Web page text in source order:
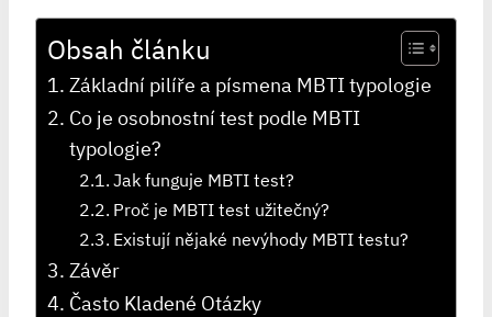
Obsah článku
Základní pilíře a písmena MBTI typologie
Co je osobnostní test podle MBTI
typologie?
Jak funguje MBTI test?
Proč je MBTI test užitečný?
Existují nějaké nevýhody MBTI testu?
Závěr
Často Kladené Otázky